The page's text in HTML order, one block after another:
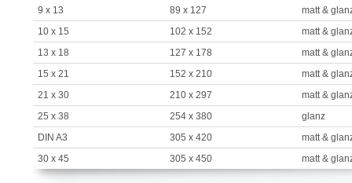
9 x 13
89 x 127
matt &
10 x 15
102 x 152
matt &
13 x 18
127 x 178
matt &
15 x 21
152 x 210
matt &
21 x 30
210 x 297
matt &
25 x 38
254 x 380
glanz
DIN A3
305 x 420
matt &
30 x 45
305 x 450 matt &